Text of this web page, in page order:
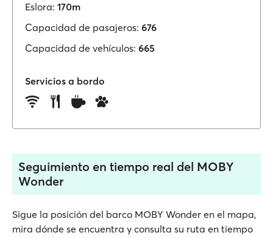
Eslora: 170m
Capacidad de pasajeros: 676
Capacidad de vehículos: 665
Servicios a bordo
Seguimiento en tiempo real del MOBY
Wonder
Sigue la posición del barco MOBY Wonder en el mapa,
mira dónde se encuentra y consulta su ruta en tiempo